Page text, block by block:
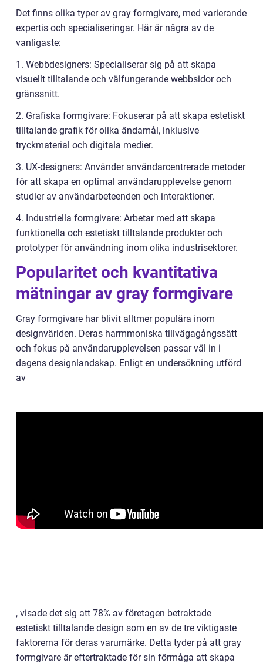
Det finns olika typer av gray formgivare, med varierande
expertis och specialiseringar. Här är några av de
vanligaste:
1. Webbdesigners: Specialiserar sig på att skapa
visuellt tilltalande och välfungerande webbsidor och
gränssnitt.
2. Grafiska formgivare: Fokuserar på att skapa estetiskt
tilltalande grafik för olika ändamål, inklusive
tryckmaterial och digitala medier.
3. UX-designers: Använder användarcentrerade metoder
för att skapa en optimal användarupplevelse genom
studier av användarbeteenden och interaktioner.
4. Industriella formgivare: Arbetar med att skapa
funktionella och estetiskt tilltalande produkter och
prototyper för användning inom olika industrisektorer.
Popularitet och kvantitativa
mätningar av gray formgivare
Gray formgivare har blivit alltmer populära inom
designvärlden. Deras harmmoniska tillvägagångssätt
och fokus på användarupplevelsen passar väl in i
dagens designlandskap. Enligt en undersökning utförd
av
, visade det sig att 78% av företagen betraktade
estetiskt tilltalande design som en av de tre viktigaste
faktorerna för deras varumärke. Detta tyder på att gray
formgivare är eftertraktade för sin förmåga att skapa